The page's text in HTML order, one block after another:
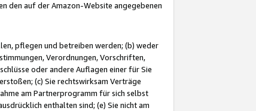
den auf der Amazon-Website angegebenen
pflegen und betreiben werden; (b) weder
Verordnungen, Vorschriften,
oder andere Auflagen einer für Sie
(c) Sie rechtswirksam Verträge
am Partnerprogramm für sich selbst
enthalten sind; (e) Sie nicht am